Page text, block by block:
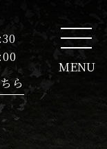
ら
MENU